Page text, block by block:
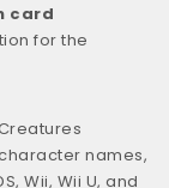
card
for the
character names,
Wii, Wii U, and